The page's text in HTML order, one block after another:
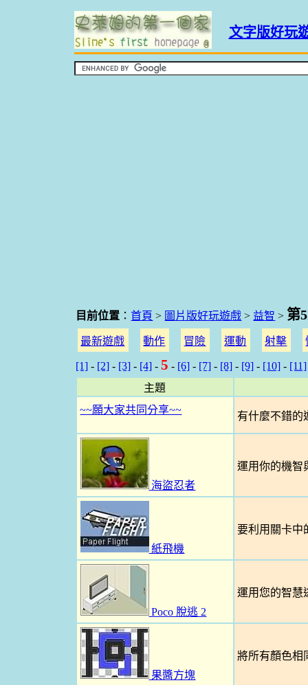
文字版好玩
目前位置 ：首頁 > 圖片版好玩遊戲 > 益智 > 第
最新遊戲 動作 冒險 運動 射擊
[1] - [2] - [3] - [4] -5 - [6] - [7] - [8] - [9] - [10] - [11]
主題
~~願大家共同分享~~
有什麼不錯的
海盜忍者
運用你的機智
紙飛機
要利用關卡中
Poco 脫逃 2
運用您的智慧
果醬方塊
將所有顏色相